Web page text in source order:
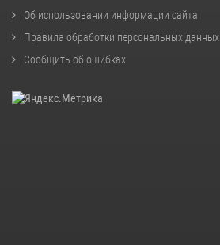
Об использовании информации сайта
Правила обработки персональных данных
Сообщить об ошибках